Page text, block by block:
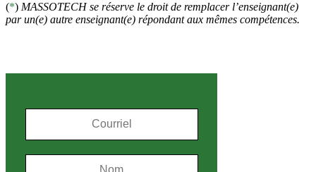
(*) MASSOTECH se réserve le droit de remplacer l’enseignant(e)
par un(e) autre enseignant(e) répondant aux mêmes compétences.